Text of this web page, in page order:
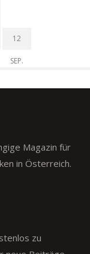
12
SEP.
Magazin für
in Österreich.
zu